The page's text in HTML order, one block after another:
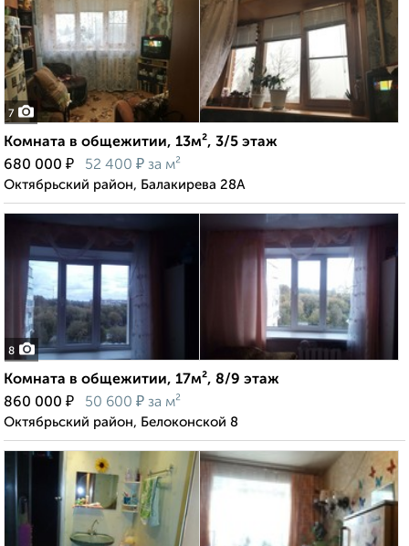
7
Комната в общежитии, 13м², 3/5 этаж
680 000 ₽ 52 400 ₽ за м²
Октябрьский район, Балакирева 28А
8
Комната в общежитии, 17м², 8/9 этаж
860 000 ₽ 50 600 ₽ за м²
Октябрьский район, Белоконской 8